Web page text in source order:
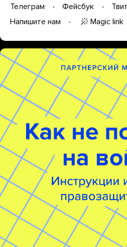
Телеграм Фейсбук
Напишите нам
Magic link